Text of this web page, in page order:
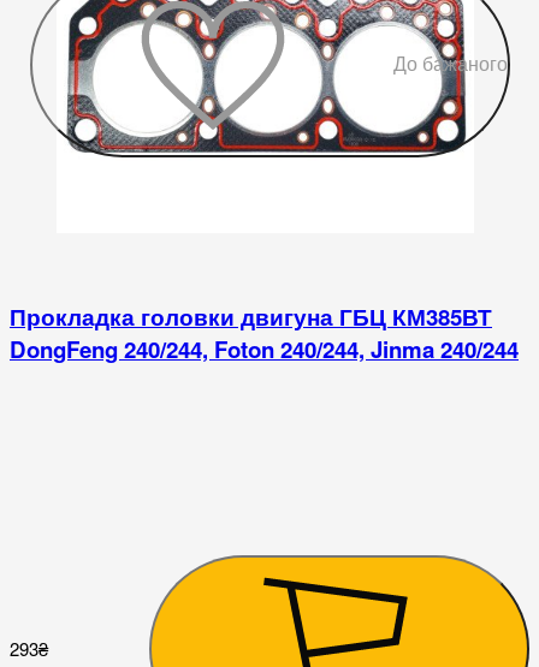
До бажаного
Прокладка головки двигуна ГБЦ КМ385ВТ
DongFeng 240/244, Foton 240/244, Jinma 240/244
293₴